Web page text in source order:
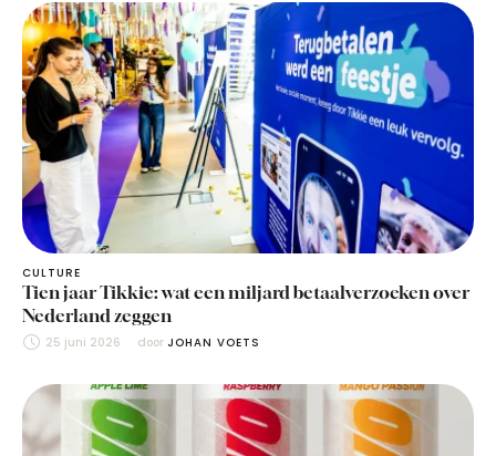
CULTURE
Tien jaar Tikkie: wat een miljard betaalverzoeken over
Nederland zeggen
25 juni 2026 door JOHAN VOETS